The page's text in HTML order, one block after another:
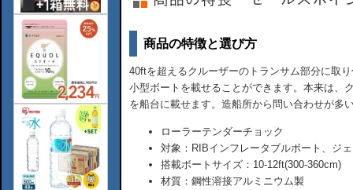
商品の特徴と選び方
40ftを超えるクルーザーのトランサム部分に取
小型ボートを載せることができます。本来は、
を船台に載せます。造船所から問い合わせが多
ローラーテンダーチョック
対象：RIBインフレータブルボート、ジ
搭載ボートサイズ：10-12ft(300-360cm)
材質：鋼性溶接アルミニウム製